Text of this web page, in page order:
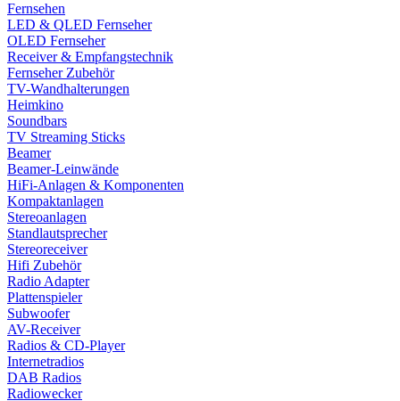
Fernsehen
LED & QLED Fernseher
OLED Fernseher
Receiver & Empfangstechnik
Fernseher Zubehör
TV-Wandhalterungen
Heimkino
Soundbars
TV Streaming Sticks
Beamer
Beamer-Leinwände
HiFi-Anlagen & Komponenten
Kompaktanlagen
Stereoanlagen
Standlautsprecher
Stereoreceiver
Hifi Zubehör
Radio Adapter
Plattenspieler
Subwoofer
AV-Receiver
Radios & CD-Player
Internetradios
DAB Radios
Radiowecker